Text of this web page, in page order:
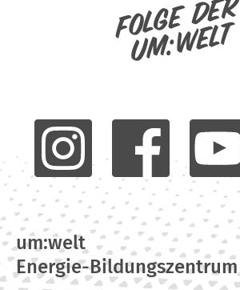
Folge der
um:welt
um:welt
Energie-Bildungszentrum